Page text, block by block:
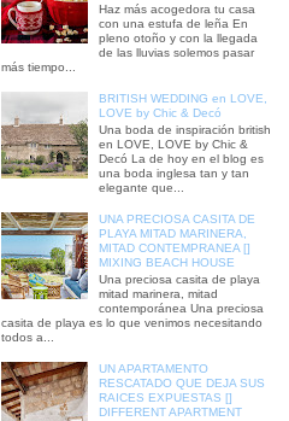
Haz más acogedora tu casa
con una estufa de leña En
pleno otoño y con la llegada
de las lluvias solemos pasar
más tiempo...
BRITISH WEDDING en LOVE,
LOVE by Chic & Decó
Una boda de inspiración british
en LOVE, LOVE by Chic &
Decó La de hoy en el blog es
una boda inglesa tan y tan
elegante que...
UNA PRECIOSA CASITA DE
PLAYA MITAD MARINERA,
MITAD CONTEMPRANEA []
MIXING BEACH HOUSE
Una preciosa casita de playa
mitad marinera, mitad
contemporánea Una preciosa
casita de playa es lo que venimos necesitando
todos a...
UN APARTAMENTO
RESCATADO QUE DEJA SUS
RAICES EXPUESTAS []
DIFFERENT APARTMENT